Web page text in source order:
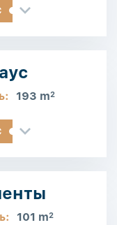
193 m2
101 m2